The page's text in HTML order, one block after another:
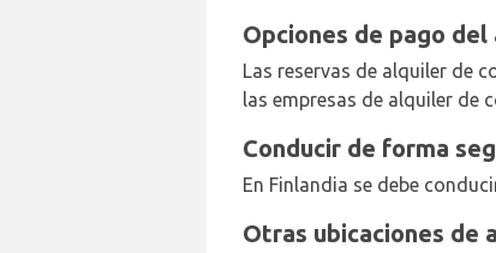
Opciones de pago
Las reservas de alquiler de
las empresas de alquiler de
Conducir de forma
En Finlandia se debe
Otras ubicaciones de